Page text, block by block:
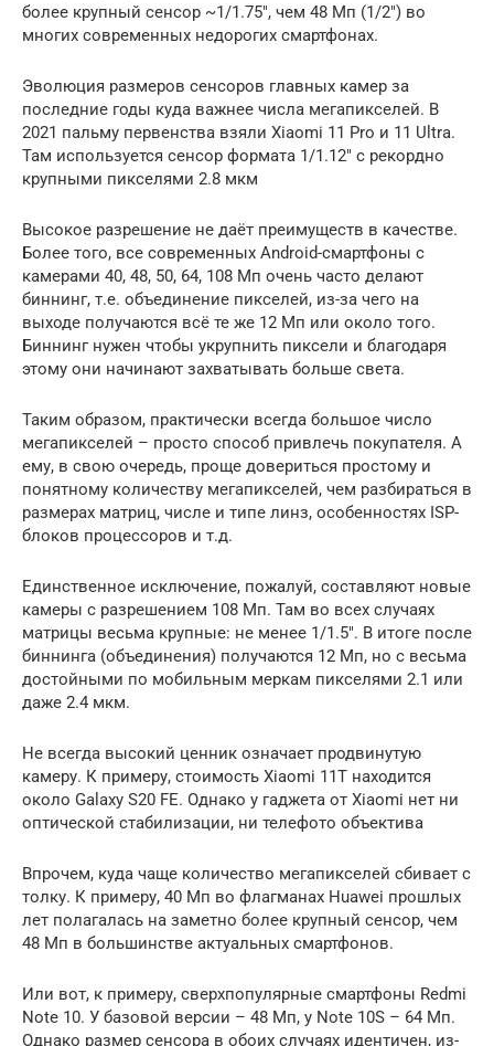
более крупный сенсор ~1/1.75″, чем 48 Мп (1/2″) во
многих современных недорогих смартфонах.
Эволюция размеров сенсоров главных камер за
последние годы куда важнее числа мегапикселей. В
2021 пальму первенства взяли Xiaomi 11 Pro и 11 Ultra.
Там используется сенсор формата 1/1.12″ с рекордно
крупными пикселями 2.8 мкм
Высокое разрешение не даёт преимуществ в качестве.
Более того, все современных Android-смартфоны с
камерами 40, 48, 50, 64, 108 Мп очень часто делают
биннинг, т.е. объединение пикселей, из-за чего на
выходе получаются всё те же 12 Мп или около того.
Биннинг нужен чтобы укрупнить пиксели и благодаря
этому они начинают захватывать больше света.
Таким образом, практически всегда большое число
мегапикселей – просто способ привлечь покупателя. А
ему, в свою очередь, проще довериться простому и
понятному количеству мегапикселей, чем разбираться в
размерах матриц, числе и типе линз, особенностях ISP-
блоков процессоров и т.д.
Единственное исключение, пожалуй, составляют новые
камеры с разрешением 108 Мп. Там во всех случаях
матрицы весьма крупные: не менее 1/1.5″. В итоге после
биннинга (объединения) получаются 12 Мп, но с весьма
достойными по мобильным меркам пикселями 2.1 или
даже 2.4 мкм.
Не всегда высокий ценник означает продвинутую
камеру. К примеру, стоимость Xiaomi 11T находится
около Galaxy S20 FE. Однако у гаджета от Xiaomi нет ни
оптической стабилизации, ни телефото объектива
Впрочем, куда чаще количество мегапикселей сбивает с
толку. К примеру, 40 Мп во флагманах Huawei прошлых
лет полагалась на заметно более крупный сенсор, чем
48 Мп в большинстве актуальных смартфонов.
Или вот, к примеру, сверхпопулярные смартфоны Redmi
Note 10. У базовой версии – 48 Мп, у Note 10S – 64 Мп.
Однако размер сенсора в обоих случаях идентичен, из-